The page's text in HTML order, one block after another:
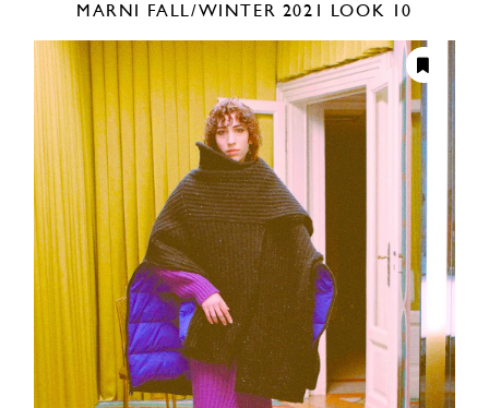
MARNI FALL/WINTER 2021 LOOK 10